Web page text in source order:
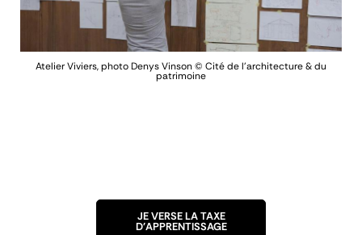
Atelier Viviers, photo Denys Vinson © Cité de l'architecture & du
patrimoine
JE VERSE LA TAXE
D'APPRENTISSAGE